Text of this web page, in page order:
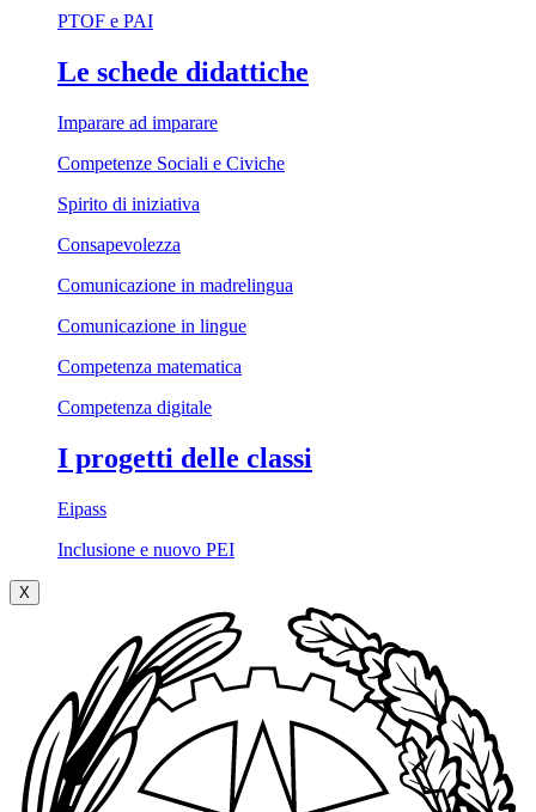
PTOF e PAI
Le schede didattiche
Imparare ad imparare
Competenze Sociali e Civiche
Spirito di iniziativa
Consapevolezza
Comunicazione in madrelingua
Comunicazione in lingue
Competenza matematica
Competenza digitale
I progetti delle classi
Eipass
Inclusione e nuovo PEI
X